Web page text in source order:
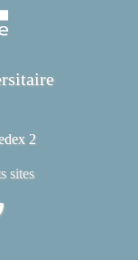
2
sites